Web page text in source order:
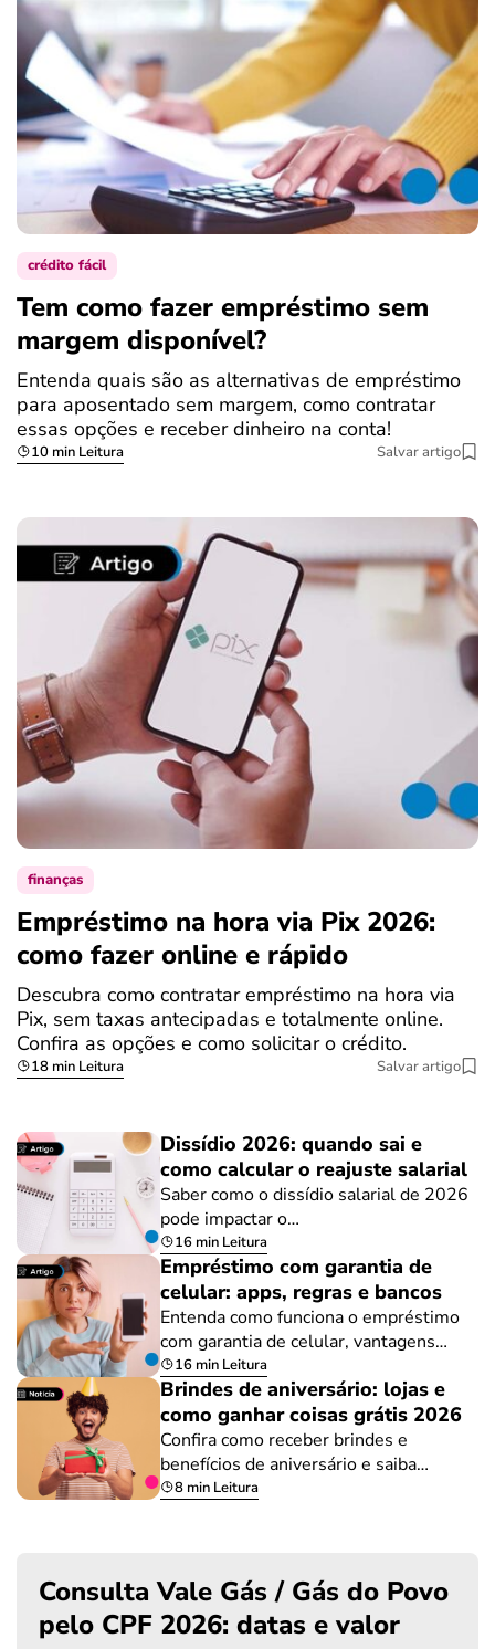
crédito fácil
Tem como fazer empréstimo sem
margem disponível?
Entenda quais são as alternativas de empréstimo
para aposentado sem margem, como contratar
essas opções e receber dinheiro na conta!
10 min Leitura Salvar artigo
finanças
Empréstimo na hora via Pix 2026:
como fazer online e rápido
Descubra como contratar empréstimo na hora via
Pix, sem taxas antecipadas e totalmente online.
Confira as opções e como solicitar o crédito.
18 min Leitura Salvar artigo
Dissídio 2026: quando sai e
como calcular o reajuste salarial
Saber como o dissídio salarial de 2026
pode impactar o…
16 min Leitura
Empréstimo com garantia de
celular: apps, regras e bancos
Entenda como funciona o empréstimo
com garantia de celular, vantagens…
16 min Leitura
Brindes de aniversário: lojas e
como ganhar coisas grátis 2026
Confira como receber brindes e
benefícios de aniversário e saiba…
8 min Leitura
Consulta Vale Gás / Gás do Povo
pelo CPF 2026: datas e valor